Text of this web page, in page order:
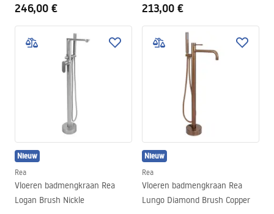
246,00 € 213,00 €
Nieuw
Rea
Vloeren badmengkraan Rea
Logan Brush Nickle
Nieuw
Rea
Vloeren badmengkraan Rea
Lungo Diamond Brush Copper